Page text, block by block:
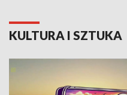
KULTURA I SZTUKA